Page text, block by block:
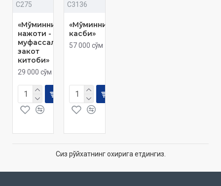
C275
«Мўминнинг
нажоти -
муфассал
закот
китоби»
29 000 сўм
C3136
«Мўминнинг
касби»
57 000 сўм
Сиз рўйхатнинг охирига етдингиз.